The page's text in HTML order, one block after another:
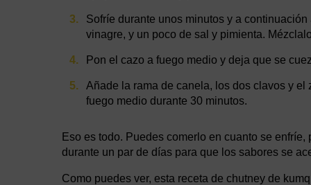
Sofríe durante unos minutos y a
vinagre, y un poco de sal y pimienta.
Pon el cazo a fuego medio y deja que se
Añade la rama de canela, los dos clavos y
fuego medio durante 30 minutos.
Eso es todo. Puedes comerlo en cuanto se
durante un par de días para que los sabores se
Como puedes ver, esta receta de chutney de